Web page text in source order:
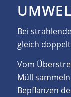
Bei
gleich
Vom
Müll
Bepflanzen